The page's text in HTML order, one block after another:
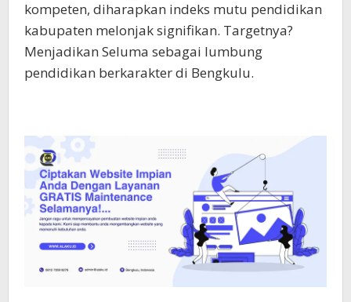
kompeten, diharapkan indeks mutu pendidikan
kabupaten melonjak signifikan. Targetnya?
Menjadikan Seluma sebagai lumbung
pendidikan berkarakter di Bengkulu.